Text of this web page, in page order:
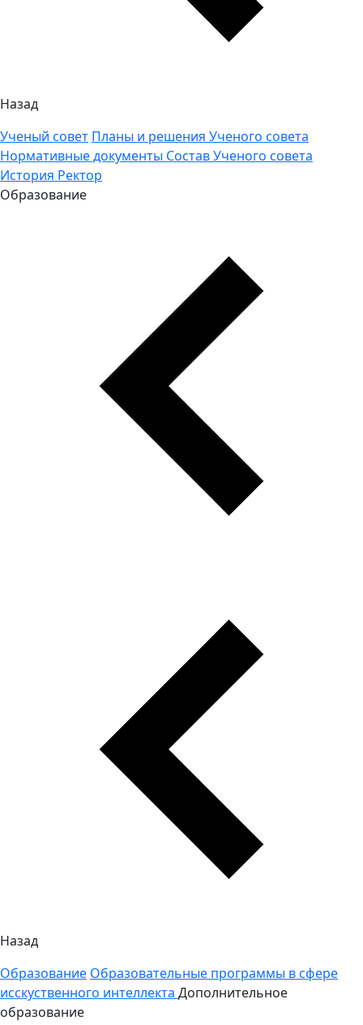
Назад
Ученый совет Планы и решения Ученого совета
Нормативные документы Состав Ученого совета
История Ректор
Образование
Назад
Образование Образовательные программы в сфере
исскуственного интеллекта Дополнительное
образование